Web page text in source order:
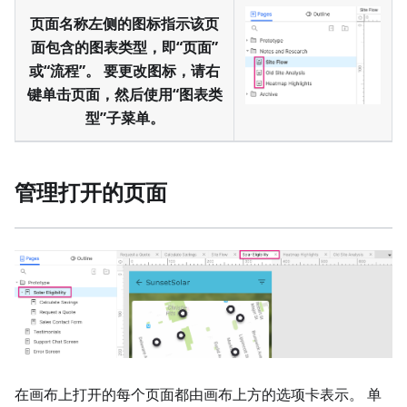
页面名称左侧的图标指示该页
面包含的图表类型，即“页面”
或“流程”。 要更改图标，请右
键单击页面，然后使用“图表类
型”子菜单。
管理打开的页面
在画布上打开的每个页面都由画布上方的选项卡表示。 单